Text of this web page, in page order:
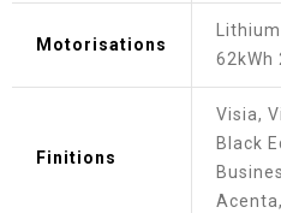
Motorisations
62kWh
Finitions
Visia,
Black